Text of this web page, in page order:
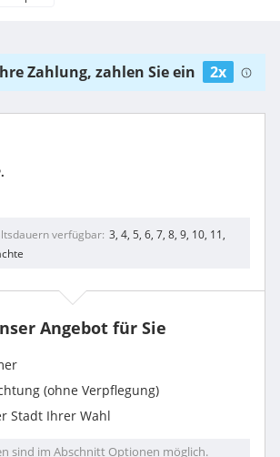
Zahlung, zahlen Sie ein 2x
verfügbar 3, 4, 5, 6, 7, 8, 9, 10, 11,
Angebot für Sie
(ohne Verpflegung)
Stadt Ihrer Wahl
sind im Abschnitt Optionen möglich.